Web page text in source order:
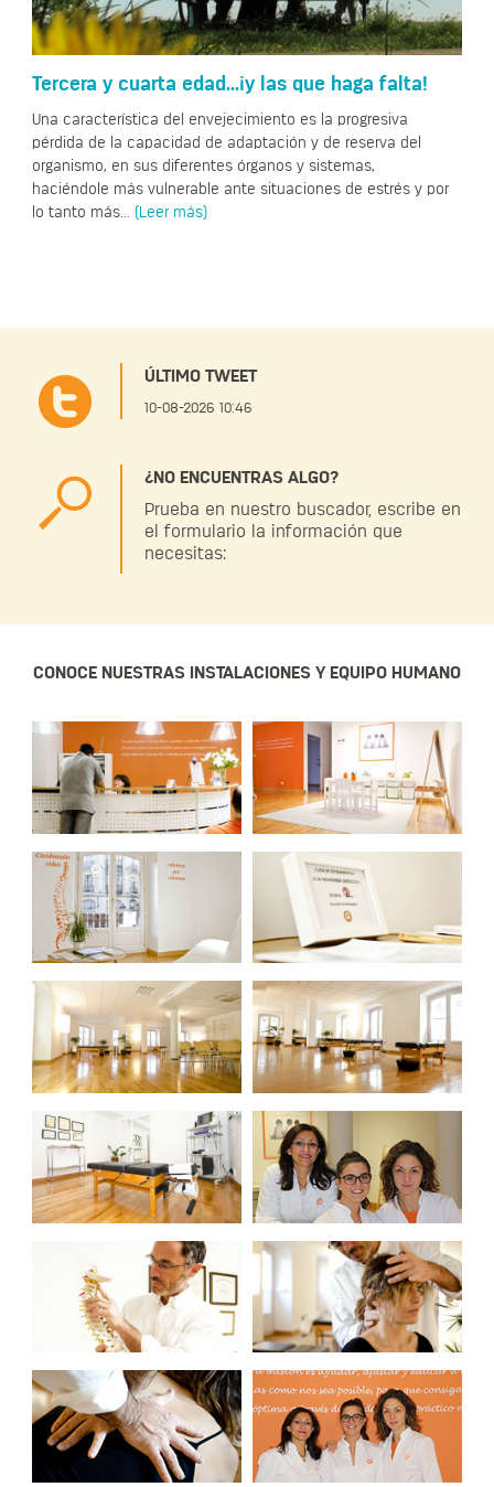
Tercera y cuarta edad...¡y las que haga falta!
Una característica del envejecimiento es la progresiva
pérdida de la capacidad de adaptación y de reserva del
organismo, en sus diferentes órganos y sistemas,
haciéndole más vulnerable ante situaciones de estrés y por
lo tanto más... (Leer más)
ÚLTIMO TWEET
10-08-2026 10:46
¿NO ENCUENTRAS ALGO?
Prueba en nuestro buscador, escribe en
el formulario la información que
necesitas:
CONOCE NUESTRAS INSTALACIONES Y EQUIPO HUMANO